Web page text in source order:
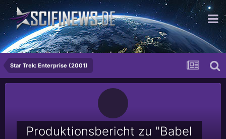
...denn im Dunkeln ist gut munkeln
Star Trek: Enterprise (2001)
Produktionsbericht zu "Babel